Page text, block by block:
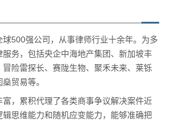
球500强公司，从事律师行业十余年。为多
服务，包括央企中海地产集团、新加坡丰
险雷探长、赛陇生物、聚禾未来、莱铄
贸易等。
富，累积代理了各类商事争议解决案件近
思维能力和随机应变能力，能够准确把